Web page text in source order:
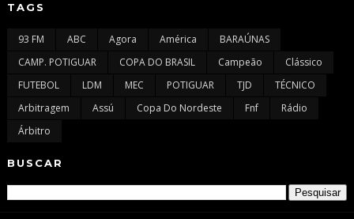
TAGS
93 FM ABC Agora América
BARAÚNAS
CAMP. POTIGUAR
COPA DO BRASIL Campeão
Clássico
FUTEBOL
LDM MEC POTIGUAR TJD
TÉCNICO
Arbitragem
Assú Copa Do Nordeste Fnf
Rádio
Árbitro
BUSCAR